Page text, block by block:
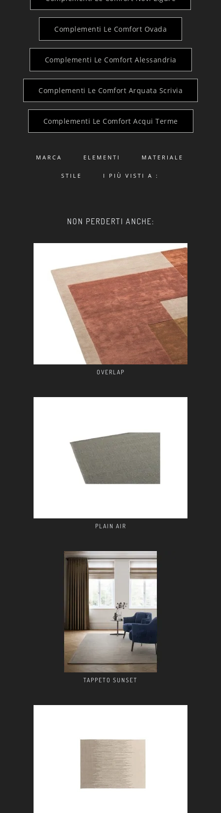
Complementi Le Comfort Ovada
Complementi Le Comfort Alessandria
Complementi Le Comfort Arquata Scrivia
Complementi Le Comfort Acqui Terme
MARCA ELEMENTI MATERIALE
STILE I PIÙ VISTI A :
NON PERDERTI ANCHE:
OVERLAP
PLAIN AIR
TAPPETO SUNSET